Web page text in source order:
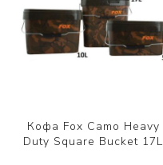
Кофа Fox Camo Heavy
Duty Square Bucket 17L